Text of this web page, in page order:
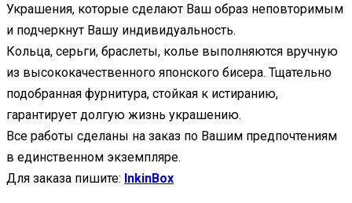
Украшения, которые сделают Ваш образ неповторимым
и подчеркнут Вашу индивидуальность.
Кольца, серьги, браслеты, колье выполняются вручную
из высококачественного японского бисера. Тщательно
подобранная фурнитура, стойкая к истиранию,
гарантирует долгую жизнь украшению.
Все работы сделаны на заказ по Вашим предпочтениям
в единственном экземпляре.
Для заказа пишите: InkinBox